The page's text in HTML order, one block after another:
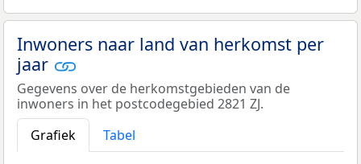
Inwoners naar land van herkomst per
jaar
Gegevens over de herkomstgebieden van de
inwoners in het postcodegebied 2821 ZJ.
Grafiek
Tabel